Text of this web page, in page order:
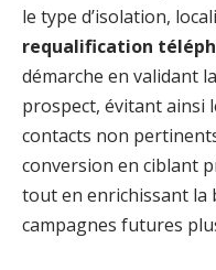
le type d’isolation,
requalification
démarche en validant
prospect, évitant ainsi
contacts non
conversion en ciblant
tout en enrichissant la
campagnes futures